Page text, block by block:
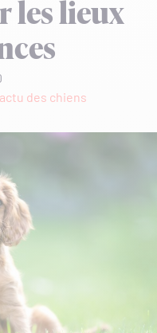
les lieux
des chiens